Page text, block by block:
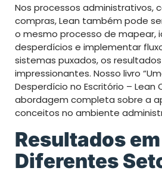
Nos processos administrativos,
compras, Lean também pode
o mesmo processo de mapear,
desperdícios e implementar
sistemas puxados, os
impressionantes. Nosso livro
Desperdício no Escritório – Lean
abordagem completa sobre a
conceitos no ambiente
Resultados em
Diferentes